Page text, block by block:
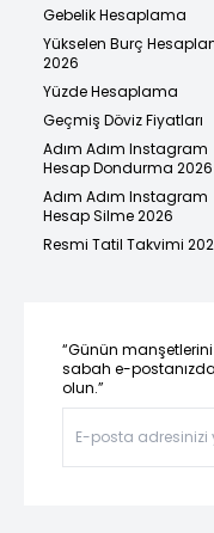
Gebelik Hesaplama
Yükselen Burç
2026
Yüzde Hesaplama
Geçmiş Döviz Fiyatları
Adım Adım Instagram
Hesap Dondurma 2026
Adım Adım Instagram
Hesap Silme 2026
Resmi Tatil Takvimi
“Günün
sabah e-
olun.”